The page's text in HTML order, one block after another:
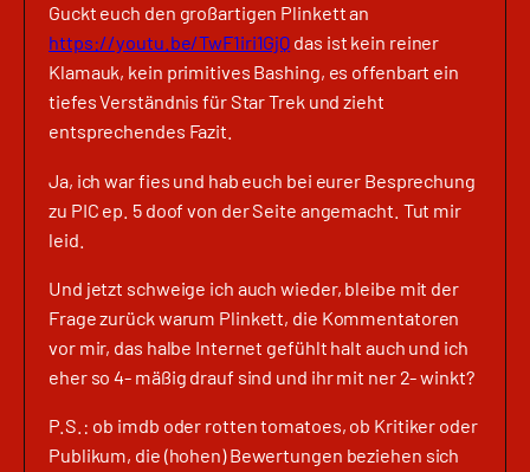
Guckt euch den großartigen Plinkett an
https://youtu.be/TwF1iri1GjQ das ist kein reiner
Klamauk, kein primitives Bashing, es offenbart ein
tiefes Verständnis für Star Trek und zieht
entsprechendes Fazit.
Ja, ich war fies und hab euch bei eurer Besprechung
zu PIC ep. 5 doof von der Seite angemacht. Tut mir
leid.
Und jetzt schweige ich auch wieder, bleibe mit der
Frage zurück warum Plinkett, die Kommentatoren
vor mir, das halbe Internet gefühlt halt auch und ich
eher so 4- mäßig drauf sind und ihr mit ner 2- winkt?
P.S.: ob imdb oder rotten tomatoes, ob Kritiker oder
Publikum, die (hohen) Bewertungen beziehen sich